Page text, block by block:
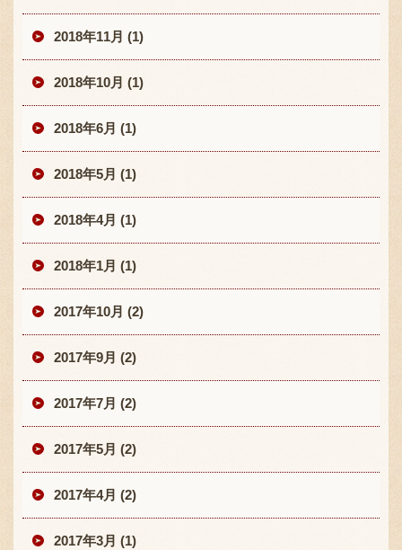
2018年11月 (1)
2018年10月 (1)
2018年6月 (1)
2018年5月 (1)
2018年4月 (1)
2018年1月 (1)
2017年10月 (2)
2017年9月 (2)
2017年7月 (2)
2017年5月 (2)
2017年4月 (2)
2017年3月 (1)